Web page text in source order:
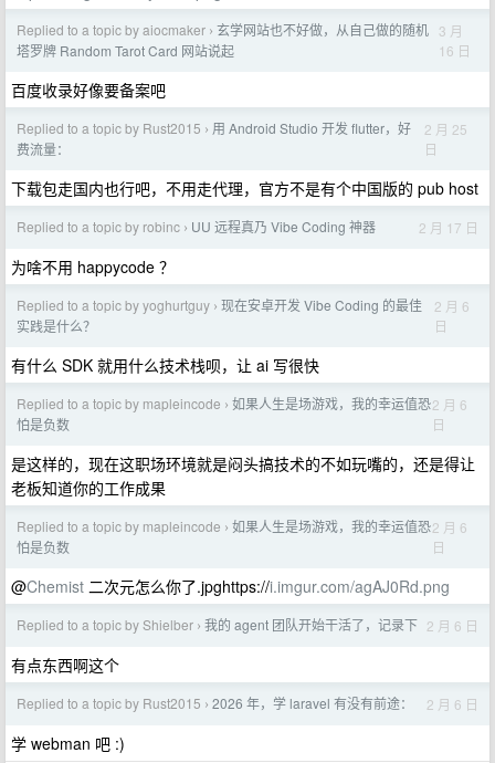
Replied to a topic by aiocmaker › 玄学网站也不好做，从自己做的随机
塔罗牌 Random Tarot Card 网站说起
3 月
16 日
百度收录好像要备案吧
Replied to a topic by Rust2015 › 用 Android Studio 开发 flutter，好
费流量：
2 月 25
日
下载包走国内也行吧，不用走代理，官方不是有个中国版的 pub host
Replied to a topic by robinc › UU 远程真乃 Vibe Coding 神器 2 月 17 日
为啥不用 happycode ？
Replied to a topic by yoghurtguy › 现在安卓开发 Vibe Coding 的最佳
实践是什么？
2 月 6
日
有什么 SDK 就用什么技术栈呗，让 ai 写很快
Replied to a topic by mapleincode › 如果人生是场游戏，我的幸运值恐
怕是负数
2 月 6
日
是这样的，现在这职场环境就是闷头搞技术的不如玩嘴的，还是得让
老板知道你的工作成果
Replied to a topic by mapleincode › 如果人生是场游戏，我的幸运值恐
怕是负数
2 月 6
日
@Chemist 二次元怎么你了.jpghttps://i.imgur.com/agAJ0Rd.png
Replied to a topic by Shielber › 我的 agent 团队开始干活了，记录下 2 月 6 日
有点东西啊这个
Replied to a topic by Rust2015 › 2026 年，学 laravel 有没有前途： 2 月 6 日
学 webman 吧 :)